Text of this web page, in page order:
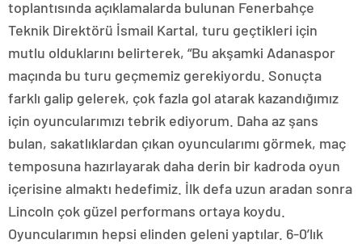
toplantısında açıklamalarda bulunan Fenerbahçe
Teknik Direktörü İsmail Kartal, turu geçtikleri için
mutlu olduklarını belirterek, “Bu akşamki Adanaspor
maçında bu turu geçmemiz gerekiyordu. Sonuçta
farklı galip gelerek, çok fazla gol atarak kazandığımız
için oyuncularımızı tebrik ediyorum. Daha az şans
bulan, sakatlıklardan çıkan oyuncularımı görmek, maç
temposuna hazırlayarak daha derin bir kadroda oyun
içerisine almaktı hedefimiz. İlk defa uzun aradan sonra
Lincoln çok güzel performans ortaya koydu.
Oyuncularımın hepsi elinden geleni yaptılar. 6-0’lık